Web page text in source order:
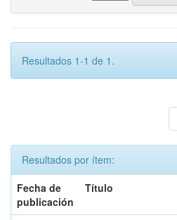
Resultados 1-1 de 1.
Resultados por ítem:
Fecha de
publicación
Título